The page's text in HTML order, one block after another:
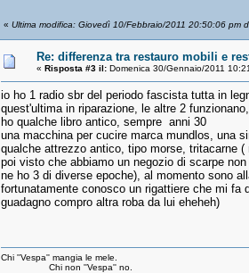
« Ultima modifica: Giovedì 10/Febbraio/2011 20:50:06 pm
Re: differenza tra restauro mobili e
« Risposta #3 il: Domenica 30/Gennaio/2011
io ho 1 radio sbr del periodo fascista tutta in
quest'ultima in riparazione, le altre 2
ho qualche libro antico, sempre anni 30
una macchina per cucire marca mundlos, una
qualche attrezzo antico, tipo morse, tritacarne (
poi visto che abbiamo un negozio di scarpe
ne ho 3 di diverse epoche), al momento sono
fortunatamente conosco un rigattiere che mi
guadagno compro altra roba da lui eheheh)
Chi ''Vespa'' mangia le mele.
Chi non ''Vespa'' no.